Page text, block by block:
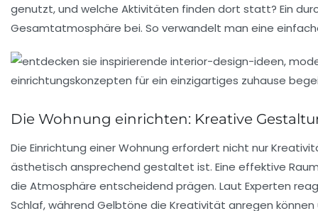
genutzt, und welche Aktivitäten finden dort statt? Ein
Gesamtatmosphäre bei. So verwandelt man eine
Die Wohnung einrichten: Kreative
Die Einrichtung einer Wohnung erfordert nicht nur
ästhetisch ansprechend gestaltet ist. Eine effektive
die Atmosphäre entscheidend prägen. Laut Experten
Schlaf, während Gelbtöne die Kreativität anregen